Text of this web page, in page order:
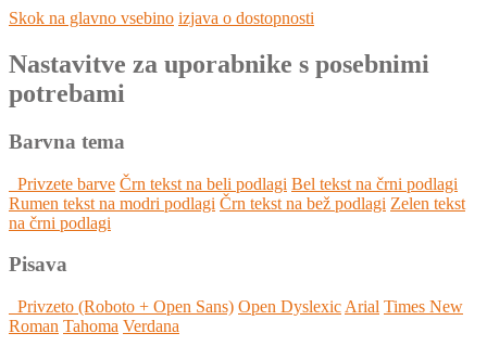
Skok na glavno vsebino izjava o dostopnosti
Nastavitve za uporabnike s posebnimi
potrebami
Barvna tema
Privzete barve Črn tekst na beli podlagi Bel tekst na črni podlagi
Rumen tekst na modri podlagi Črn tekst na bež podlagi Zelen tekst
na črni podlagi
Pisava
Privzeto (Roboto + Open Sans) Open Dyslexic Arial Times New
Roman Tahoma Verdana